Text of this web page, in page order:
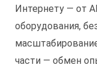
Интернету — от
оборудования,
части — обмен